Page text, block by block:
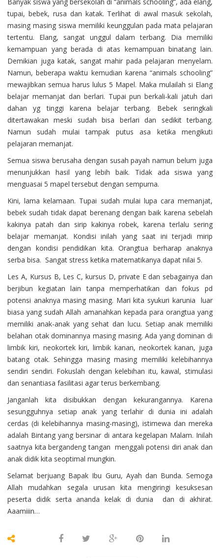
tupai, bebek, rusa dan katak. Terlihat di awal masuk sekolah,
masing masing siswa memiliki keunggulan pada mata pelajaran
tertentu. Elang, sangat unggul dalam terbang. Dia memiliki
kemampuan yang berada di atas kemampuan binatang lain.
Demikian juga katak, sangat mahir pada pelajaran menyelam.
Namun, beberapa waktu kemudian karena “animals schooling”
mewajibkan semua harus lulus 5 Mapel. Maka mulailah si Elang
belajar memanjat dan berlari. Tupai pun berkali-kali jatuh dari
dahan yg tinggi karena belajar terbang. Bebek seringkali
ditertawakan meski sudah bisa berlari dan sedikit terbang.
Namun sudah mulai tampak putus asa ketika mengikuti
pelajaran memanjat.
Semua siswa berusaha dengan susah payah namun belum juga
menunjukkan hasil yang lebih baik. Tidak ada siswa yang
menguasai 5 mapel tersebut dengan sempurna.
Kini, lama kelamaan. Tupai sudah mulai lupa cara memanjat,
bebek sudah tidak dapat berenang dengan baik karena sebelah
kakinya patah dan sirip kakinya robek, karena terlalu sering
belajar memanjat. Kondisi inilah yang saat ini terjadi mirip
dengan kondisi pendidikan kita. Orangtua berharap anaknya
serba bisa. Sangat stress ketika matematikanya dapat nilai 5.
Les A, Kursus B, Les C, kursus D, private E dan sebagainya dan
berjibun kegiatan lain tanpa memperhatikan dan fokus pd
potensi anaknya masing masing. Mari kita syukuri karunia luar
biasa yang sudah Allah amanahkan kepada para orangtua yang
memiliki anak-anak yang sehat dan lucu. Setiap anak memiliki
belahan otak dominannya masing masing. Ada yang dominan di
limbik kiri, neokortek kiri, limbik kanan, neokortek kanan, juga
batang otak. Sehingga masing masing memiliki kelebihannya
sendiri sendiri. Fokuslah dengan kelebihan itu, kawal, stimulasi
dan senantiasa fasilitasi agar terus berkembang.
Janganlah kita disibukkan dengan kekurangannya. Karena
sesungguhnya setiap anak yang terlahir di dunia ini adalah
cerdas (di kelebihannya masing-masing), istimewa dan mereka
adalah Bintang yang bersinar di antara kegelapan Malam. Inilah
saatnya kita bergandeng tangan menggalipotensi diri anak dan
anak didik kita seoptimal mungkin.
Selamat berjuang Bapak Ibu Guru, Ayah dan Bunda. Semoga
Allah mudahkan segala urusan kita mengiringi kesuksesan
peserta didik serta ananda kelak di dunia dan di akhirat.
Aaamiiin…